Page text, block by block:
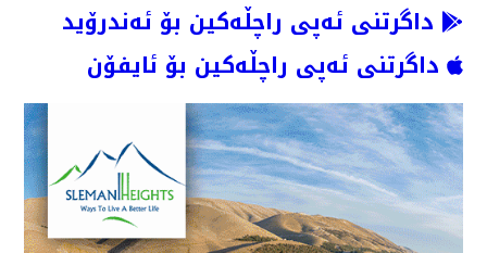
داگرتنی ئەپی راچڵەکین بۆ ئەندرۆید
داگرتنی ئەپی راچڵەکین بۆ ئایفۆن